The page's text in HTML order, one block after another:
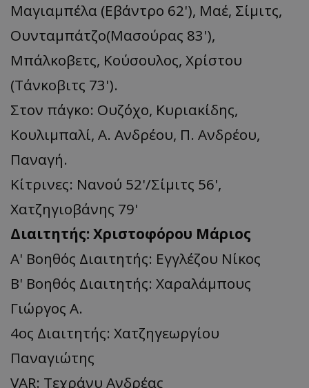
Μαγιαμπέλα (Εβάντρο 62'), Μαέ, Σίμιτς,
Ουνταμπάτζο(Μασούρας 83'),
Μπάλκοβετς, Κούσουλος, Χρίστου
(Τάνκοβιτς 73').
Στον πάγκο: Ουζόχο, Κυριακίδης,
Κουλιμπαλί, Α. Ανδρέου, Π. Ανδρέου,
Παναγή.
Κίτρινες: Νανού 52'/Σίμιτς 56',
Χατζηγιοβάνης 79'
Διαιτητής: Χριστοφόρου Μάριος
Α' Βοηθός Διαιτητής: Εγγλέζου Νίκος
Β' Βοηθός Διαιτητής: Χαραλάμπους
Γιώργος Α.
4ος Διαιτητής: Χατζηγεωργίου
Παναγιώτης
VAR: Τεχράνυ Ανδρέας